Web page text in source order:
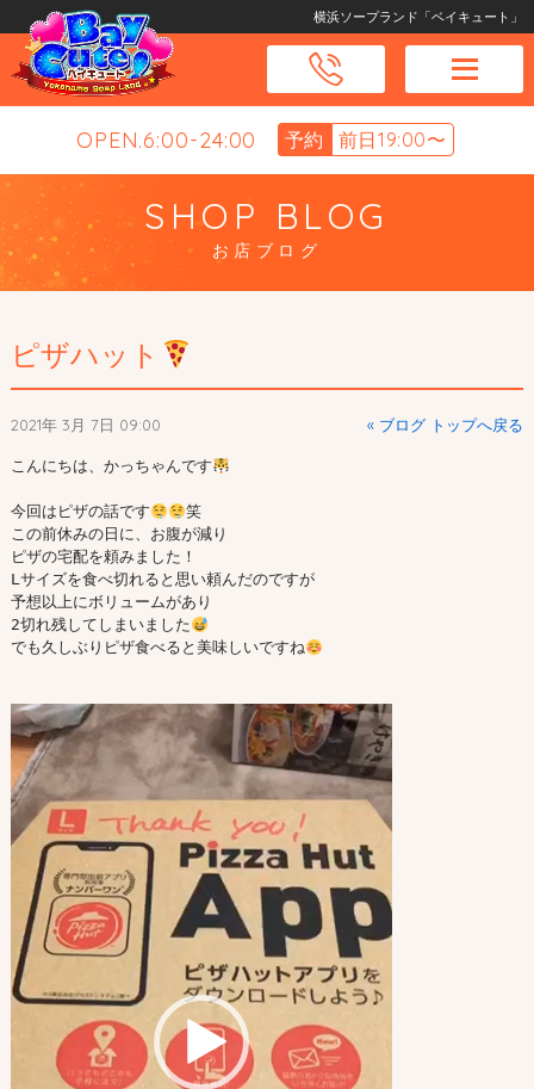
横浜ソープランド「ベイキュート」
OPEN.6:00-24:00 予約 前日19:00〜
SHOP BLOG
お店ブログ
ピザハット
2021年 3月 7日 09:00 « ブログ トップへ戻る
こんにちは、かっちゃんです
今回はピザの話です
笑
この前休みの日に、お腹が減り
ピザの宅配を頼みました！
Lサイズを食べ切れると思い頼んだのですが
予想以上にボリュームがあり
2切れ残してしまいました
でも久しぶりピザ食べると美味しいですね
動
画
レ
ー
ヤ
ー